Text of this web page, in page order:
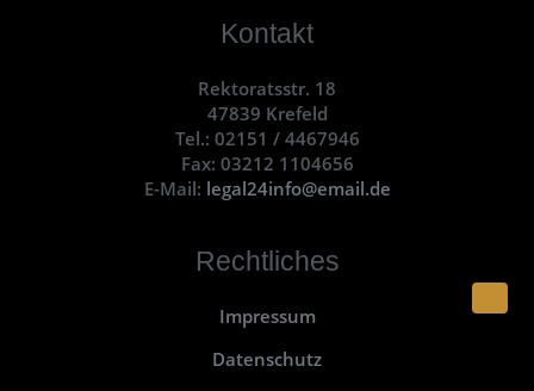
Kontakt
Rektoratsstr. 18
47839 Krefeld
Tel.: 02151 / 4467946
Fax: 03212 1104656
E-Mail: legal24info@email.de
Rechtliches
Impressum
Datenschutz